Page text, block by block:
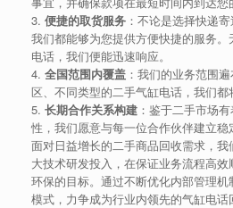
3. 便捷的取货服务 ：不论是选择快递
我们都能够为您提供方便快捷的服务
电话，我们便能迅速响应。
4. 全国范围内覆盖 ：我们的业务范围
区、不同类型的二手气缸电话，我们都
5. 长期合作关系构建 ：鉴于二手市场
性，我们愿意与每一位合作伙伴建立稳
面对日益增长的二手商品回收需求，
大技术研发投入，在保证业务流程高
环保的目标。通过不断优化内部管理
模式，力争成为行业内领先的气缸电话